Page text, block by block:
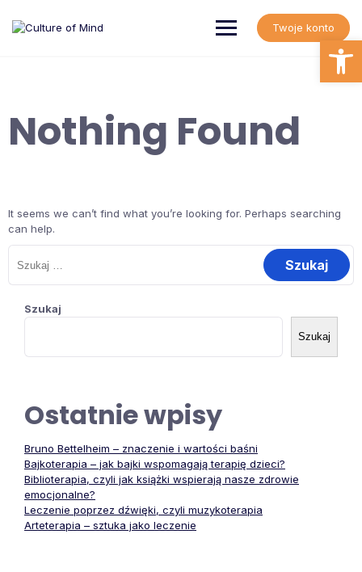
content
Twoje konto
Nothing Found
It seems we can’t find what you’re looking for. Perhaps searching
can help.
Szukaj:
Szukaj
Szukaj
Ostatnie wpisy
Bruno Bettelheim – znaczenie i wartości baśni
Bajkoterapia – jak bajki wspomagają terapię dzieci?
Biblioterapia, czyli jak książki wspierają nasze zdrowie
emocjonalne?
Leczenie poprzez dźwięki, czyli muzykoterapia
Arteterapia – sztuka jako leczenie